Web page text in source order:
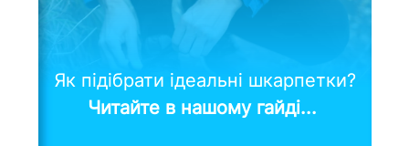
Як підібрати ідеальні шкарпетки?
Читайте в нашому гайді...